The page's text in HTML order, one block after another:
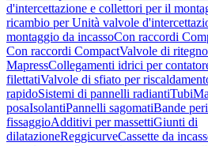
d'intercettazione e collettori per il
ricambio per Unità valvole
montaggio da incassoCon raccordi
Con raccordi CompactValvole di ritegno
MapressCollegamenti idrici per
filettatiValvole di sfiato per
rapidoSistemi di pannelli radiantiTubi
posaIsolantiPannelli sagomatiBande
fissaggioAdditivi per massettiGiunti di
dilatazioneReggicurveCassette da